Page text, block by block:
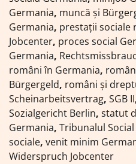
Germania, muncă și
Germania, prestații sociale
Jobcenter, proces social
Germania,
români în Germania,
Bürgergeld, români și
Scheinarbeitsvertrag, SGB II
Sozialgericht Berlin, statut
Germania, Tribunalul
sociale, venit minim
Widerspruch Jobcenter